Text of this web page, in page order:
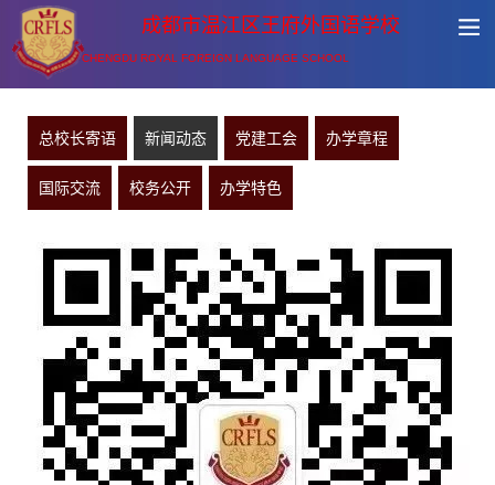
成都市温江区王府外国语学校
CHENGDU ROYAL FOREIGN LANGUAGE SCHOOL
总校长寄语 新闻动态 党建工会 办学章程
国际交流 校务公开 办学特色